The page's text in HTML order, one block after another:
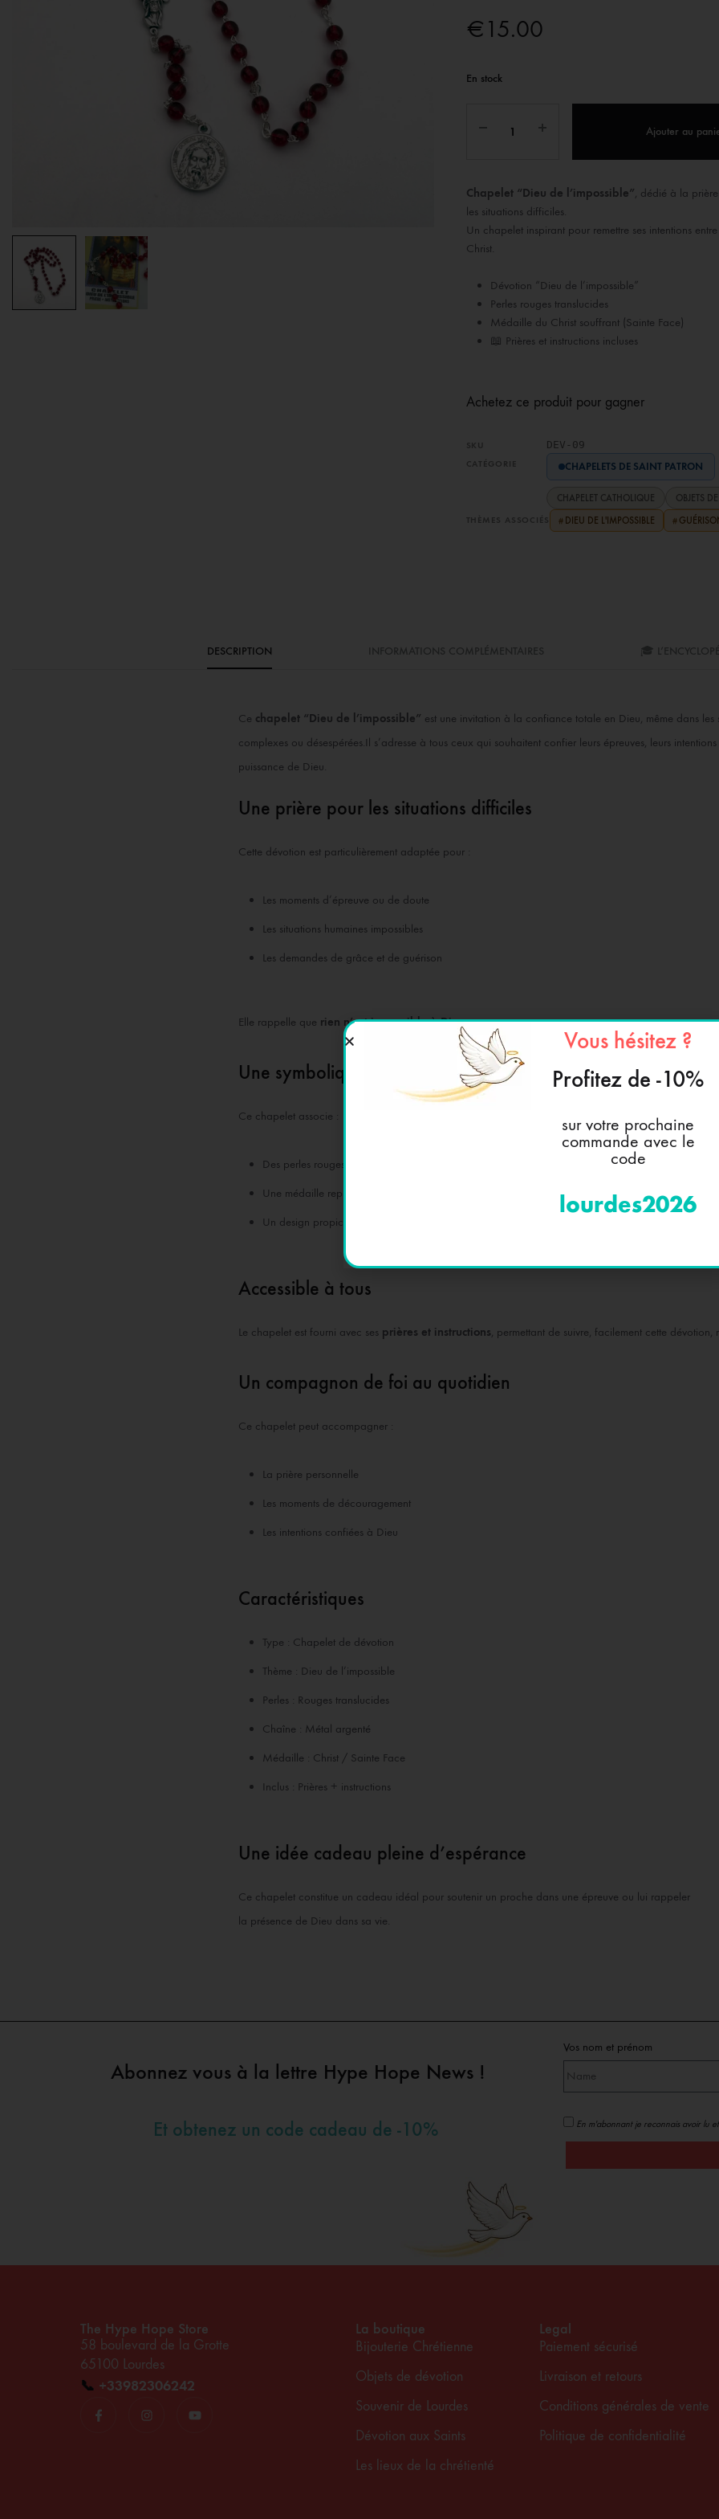
MÉDAILLES JÉSUS
MÉDAILLE SAINTS
MÉDAILLES ENFANTS
SYMBOLES CHRÉTIENS
CHAPELETS
EX-VOTOS ET COEURS SACRÉS
BOUGIES ET CIERGES
CUSTODES ET PYXIDES
€ 15.00
En stock
Ajouter au
Chapelet “Dieu de l’impossible”, dédié à la
les situations difficiles.
Un chapelet inspirant pour remettre ses intentions
Christ.
Dévotion “Dieu de l’impossible”
Perles rouges translucides
Médaille du Christ souffrant (Sainte Face)
📖 Prières et instructions incluses
Achetez ce produit pour gagner
SKU DEV-09
CATÉGORIE CHAPELETS DE SAINT PATRON
CHAPELET CATHOLIQUE OBJETS
THÈMES ASSOCIÉS # DIEU DE L'IMPOSSIBLE #
DESCRIPTION INFORMATIONS COMPLÉMENTAIRES 🎓
Ce chapelet “Dieu de l’impossible” est une invitation à la confiance totale en Dieu, même dans les
complexes ou désespérées.Il s’adresse à tous ceux qui souhaitent confier leurs épreuves, leurs
puissance de Dieu.
Une prière pour les situations difficiles
Cette dévotion est particulièrement adaptée pour :
Les moments d’épreuve ou de doute
Les situations humaines impossibles
Les demandes de grâce et de guérison
Elle rappelle que rien n’est impossible à Dieu.
Une symbolique forte
Ce chapelet associe :
Des perles rouges évoquant l’amour et le sacrifice du Christ
Une médaille représentant la Sainte Face
Un design propice à la prière et à la méditation
Accessible à tous
Le chapelet est fourni avec ses prières et instructions, permettant de suivre, facilement cette dévotion,
Un compagnon de foi au quotidien
Ce chapelet peut accompagner :
La prière personnelle
Les moments de découragement
Les intentions confiées à Dieu
Caractéristiques
Type : Chapelet de dévotion
Thème : Dieu de l’impossible
Perles : Rouges translucides
Chaîne : Métal argenté
Médaille : Christ / Sainte Face
Inclus : Prières + instructions
Une idée cadeau pleine d’espérance
Ce chapelet constitue un cadeau idéal pour soutenir un proche dans une épreuve ou lui rappeler
la présence de Dieu dans sa vie.
Abonnez vous à la lettre Hype Hope News !
Et obtenez un code cadeau de -10%
Vos nom et prénom
En m'abonnant je reconnais avoir lu
The Hype Hope Store
58 boulevard de la Grotte
65100 Lourdes
📞 +33982306242
La boutique
Bijouterie Chrétienne
Objets de dévotion
Souvenir de Lourdes
Dévotion aux Saints
Les lieux de la chrétienté
Legal
Paiement sécurisé
Livraison et retours
Conditions générales de vente
Politique de confidentialité
Vous hésitez ?
Profitez de -10%
sur votre prochaine
commande avec le
code
lourdes2026